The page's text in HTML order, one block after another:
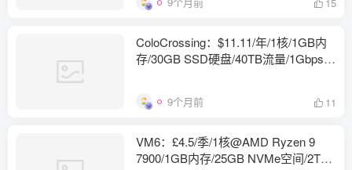
ColoCrossing：$11.11/年/1核/1GB内
存/30GB SSD硬盘/40TB流量/1Gbps端
9个月前 11
VM6：£4.5/季/1核@AMD Ryzen 9
7900/1GB内存/25GB NVMe空间/2TB